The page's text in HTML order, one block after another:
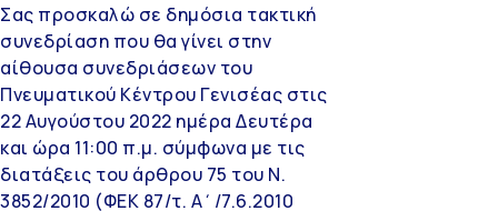
Σας προσκαλώ σε δημόσια τακτική
συνεδρίαση που θα γίνει στην
αίθουσα συνεδριάσεων του
Πνευματικού Κέντρου Γενισέας στις
22 Αυγούστου 2022 ημέρα Δευτέρα
και ώρα 11:00 π.μ. σύμφωνα με τις
διατάξεις του άρθρου 75 του Ν.
3852/2010 (ΦΕΚ 87/τ. Α΄/7.6.2010